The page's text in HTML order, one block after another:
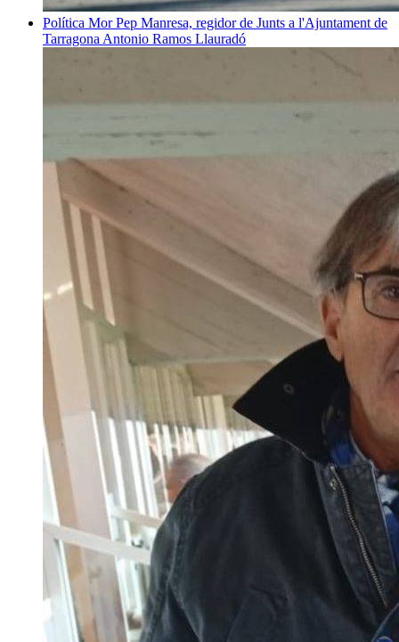
Política Mor Pep Manresa, regidor de Junts a l'Ajuntament de
Tarragona Antonio Ramos Llauradó